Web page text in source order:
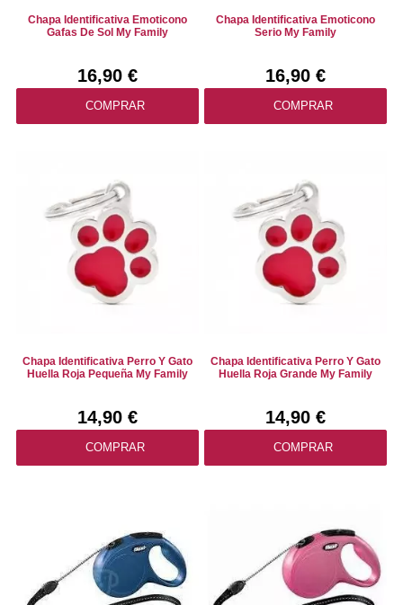
Chapa Identificativa Emoticono
Gafas De Sol My Family
16,90 €
COMPRAR
Chapa Identificativa Emoticono
Serio My Family
16,90 €
COMPRAR
Chapa Identificativa Perro Y Gato
Huella Roja Pequeña My Family
14,90 €
COMPRAR
Chapa Identificativa Perro Y Gato
Huella Roja Grande My Family
14,90 €
COMPRAR